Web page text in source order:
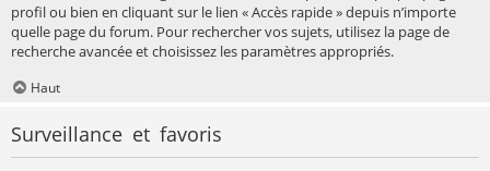
profil ou bien en cliquant sur le lien « Accès rapide » depuis n’importe
quelle page du forum. Pour rechercher vos sujets, utilisez la page de
recherche avancée et choisissez les paramètres appropriés.
Haut
Surveillance et favoris